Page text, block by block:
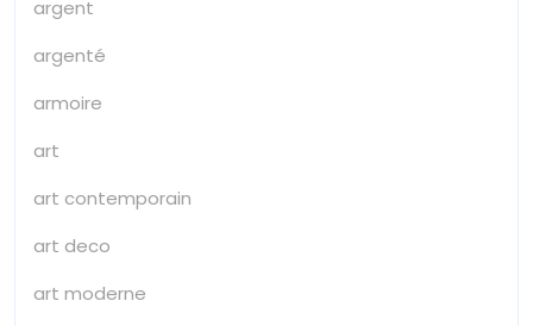
argent
argenté
armoire
art
art contemporain
art deco
art moderne